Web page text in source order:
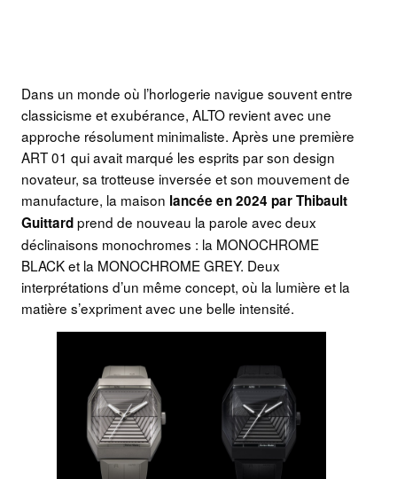
Dans un monde où l’horlogerie navigue souvent entre
classicisme et exubérance, ALTO revient avec une
approche résolument minimaliste. Après une première
ART 01 qui avait marqué les esprits par son design
novateur, sa trotteuse inversée et son mouvement de
manufacture, la maison lancée en 2024 par Thibault
Guittardprend de nouveau la parole avec deux
déclinaisons monochromes : la MONOCHROME
BLACK et la MONOCHROME GREY. Deux
interprétations d’un même concept, où la lumière et la
matière s’expriment avec une belle intensité.